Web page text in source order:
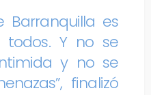
Barranquilla es
Y no se
y no se
finalizó